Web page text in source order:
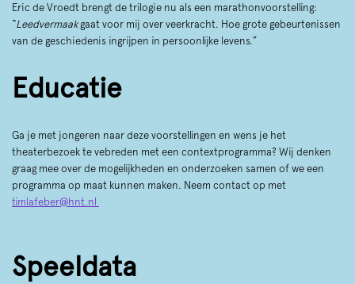
Eric de Vroedt brengt de trilogie nu als een marathonvoorstelling:
“Leedvermaakgaat voor mij over veerkracht. Hoe grote gebeurtenissen
van de geschiedenis ingrijpen in persoonlijke levens.”
Educatie
Ga je met jongeren naar deze voorstellingen en wens je het
theaterbezoek te vebreden met een contextprogramma? Wij denken
graag mee over de mogelijkheden en onderzoeken samen of we een
programma op maat kunnen maken. Neem contact op met
timlafeber@hnt.nl
Speeldata